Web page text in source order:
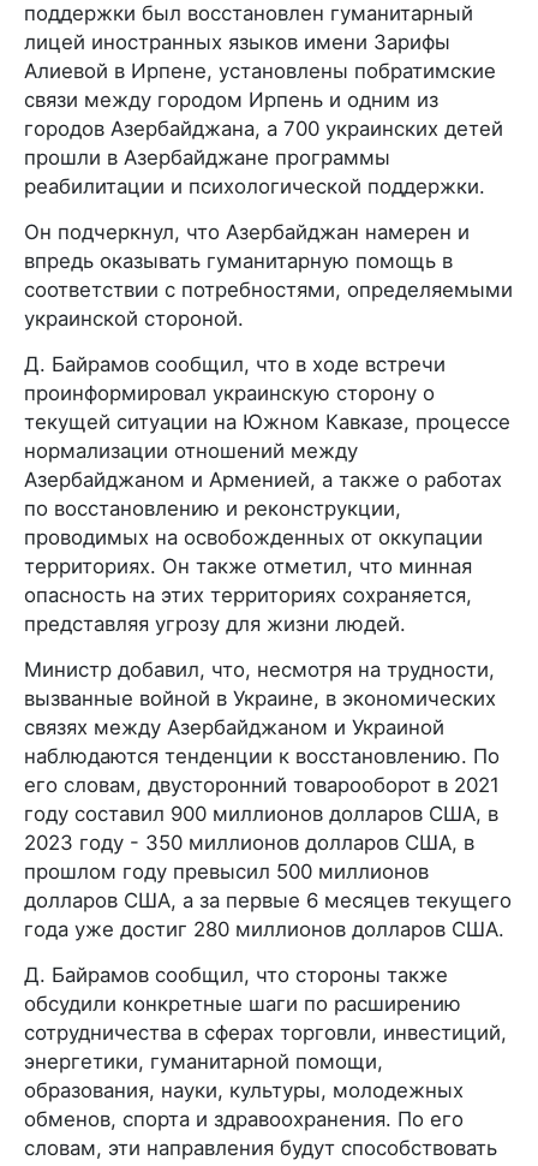
поддержки был восстановлен гуманитарный
лицей иностранных языков имени Зарифы
Алиевой в Ирпене, установлены побратимские
связи между городом Ирпень и одним из
городов Азербайджана, а 700 украинских детей
прошли в Азербайджане программы
реабилитации и психологической поддержки.
Он подчеркнул, что Азербайджан намерен и
впредь оказывать гуманитарную помощь в
соответствии с потребностями, определяемыми
украинской стороной.
Д. Байрамов сообщил, что в ходе встречи
проинформировал украинскую сторону о
текущей ситуации на Южном Кавказе, процессе
нормализации отношений между
Азербайджаном и Арменией, а также о работах
по восстановлению и реконструкции,
проводимых на освобожденных от оккупации
территориях. Он также отметил, что минная
опасность на этих территориях сохраняется,
представляя угрозу для жизни людей.
Министр добавил, что, несмотря на трудности,
вызванные войной в Украине, в экономических
связях между Азербайджаном и Украиной
наблюдаются тенденции к восстановлению. По
его словам, двусторонний товарооборот в 2021
году составил 900 миллионов долларов США, в
2023 году - 350 миллионов долларов США, в
прошлом году превысил 500 миллионов
долларов США, а за первые 6 месяцев текущего
года уже достиг 280 миллионов долларов США.
Д. Байрамов сообщил, что стороны также
обсудили конкретные шаги по расширению
сотрудничества в сферах торговли, инвестиций,
энергетики, гуманитарной помощи,
образования, науки, культуры, молодежных
обменов, спорта и здравоохранения. По его
словам, эти направления будут способствовать